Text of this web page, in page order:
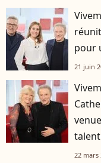
pour
21 juin
22 mars